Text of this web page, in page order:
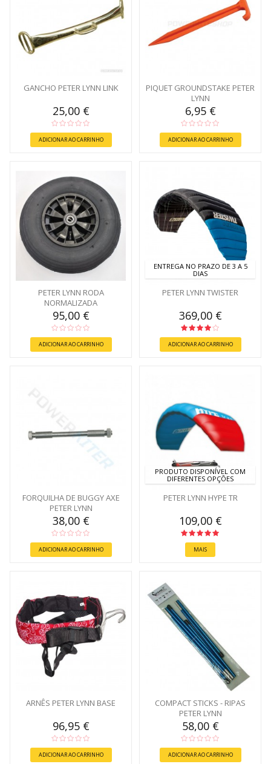
GANCHO PETER LYNN LINK
25,00 €
ADICIONAR AO CARRINHO
PIQUET GROUNDSTAKE PETER
LYNN
6,95 €
ADICIONAR AO CARRINHO
PETER LYNN RODA
NORMALIZADA
95,00 €
ADICIONAR AO CARRINHO
ENTREGA NO PRAZO DE 3 A 5
DIAS
PETER LYNN TWISTER
369,00 €
ADICIONAR AO CARRINHO
FORQUILHA DE BUGGY AXE
PETER LYNN
38,00 €
ADICIONAR AO CARRINHO
PRODUTO DISPONÍVEL COM
DIFERENTES OPÇÕES
PETER LYNN HYPE TR
109,00 €
MAIS
ARNÊS PETER LYNN BASE
96,95 €
ADICIONAR AO CARRINHO
COMPACT STICKS - RIPAS
PETER LYNN
58,00 €
ADICIONAR AO CARRINHO